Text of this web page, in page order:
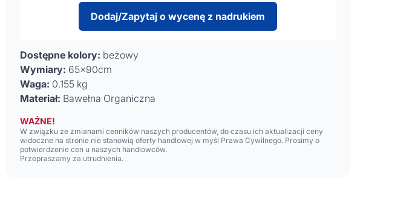
Dodaj/Zapytaj o wycenę z nadrukiem
Dostępne kolory: beżowy
Wymiary: 65x90cm
Waga: 0.155 kg
Materiał: Bawełna Organiczna
WAŻNE!
W związku ze zmianami cenników naszych producentów, do czasu ich aktualizacji ceny
widoczne na stronie nie stanowią oferty handlowej w myśl Prawa Cywilnego. Prosimy o
potwierdzenie cen u naszych handlowców.
Przepraszamy za utrudnienia.